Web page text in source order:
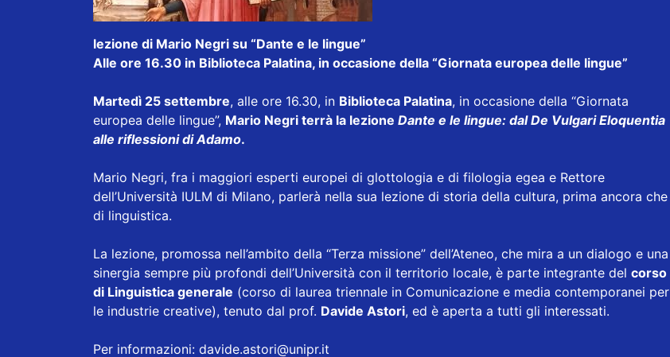
lezione di Mario Negri su “Dante e le lingue”
Alle ore 16.30 in Biblioteca Palatina, in occasione della “Giornata europea delle lingue”
Martedì 25 settembre, alle ore 16.30, in Biblioteca Palatina, in occasione della “Giornata
europea delle lingue”, Mario Negri terrà la lezione Dante e le lingue: dal De Vulgari Eloquentia
alle riflessioni di Adamo.
Mario Negri, fra i maggiori esperti europei di glottologia e di filologia egea e Rettore
dell’Università IULM di Milano, parlerà nella sua lezione di storia della cultura, prima ancora che
di linguistica.
La lezione, promossa nell’ambito della “Terza missione” dell’Ateneo, che mira a un dialogo e una
sinergia sempre più profondi dell’Università con il territorio locale, è parte integrante del corso
di Linguistica generale (corso di laurea triennale in Comunicazione e media contemporanei per
le industrie creative), tenuto dal prof. Davide Astori, ed è aperta a tutti gli interessati.
Per informazioni: davide.astori@unipr.it